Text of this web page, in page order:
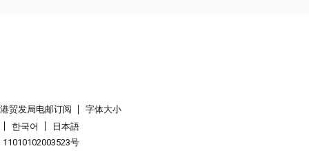
贸发局电邮订阅
字体大小
한국어
日本語
号